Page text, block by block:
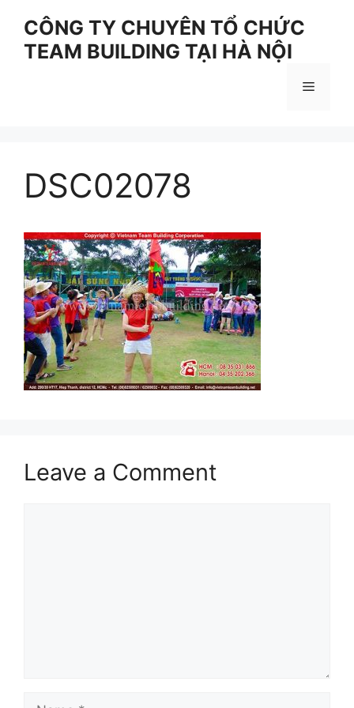
content
CÔNG TY CHUYÊN TỔ CHỨC
TEAM BUILDING TẠI HÀ NỘI
Menu
DSC02078
Leave a Comment
Name